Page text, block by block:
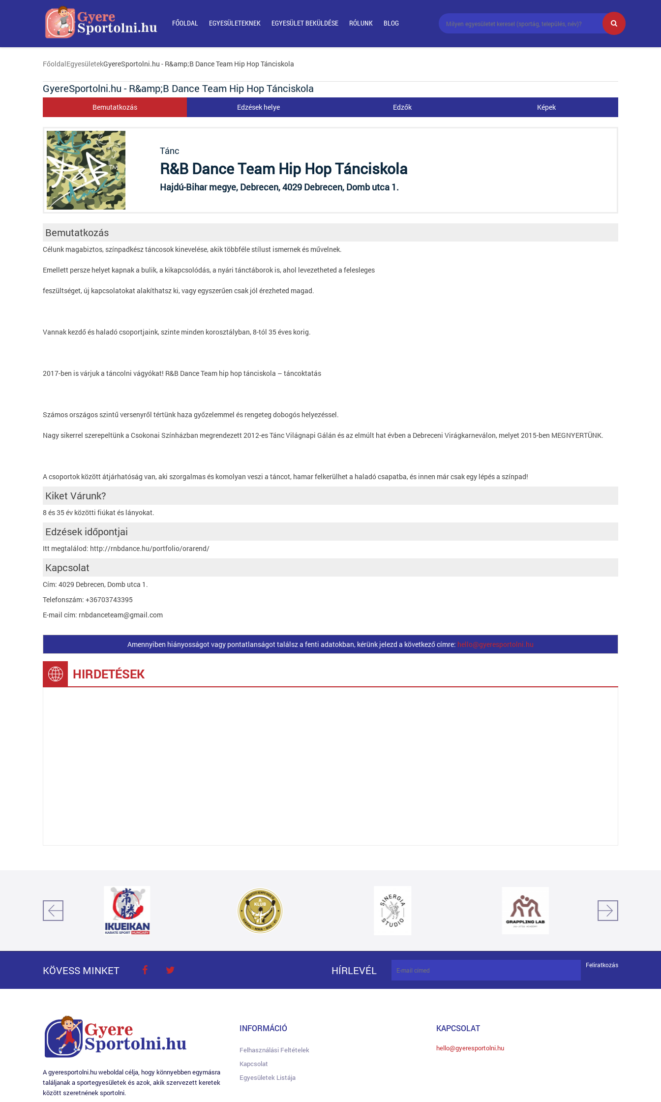
FŐOLDAL EGYESÜLETEKNEK EGYESÜLET BEKÜLDÉSE RÓLUNK BLOG
FőoldalEgyesületekGyereSportolni.hu - R&amp;B Dance Team Hip Hop Tánciskola
GyereSportolni.hu - R&amp;B Dance Team Hip Hop Tánciskola
Bemutatkozás Edzések helye Edzők Képek
Tánc
R&B Dance Team Hip Hop Tánciskola
Hajdú-Bihar megye, Debrecen, 4029 Debrecen, Domb utca 1.
Bemutatkozás
Célunk magabiztos, színpadkész táncosok kinevelése, akik többféle stílust ismernek és művelnek.
Emellett persze helyet kapnak a bulik, a kikapcsolódás, a nyári tánctáborok is, ahol levezetheted a felesleges
feszültséget, új kapcsolatokat alakíthatsz ki, vagy egyszerűen csak jól érezheted magad.
Vannak kezdő és haladó csoportjaink, szinte minden korosztályban, 8-tól 35 éves korig.
2017-ben is várjuk a táncolni vágyókat! R&B Dance Team hip hop tánciskola – táncoktatás
Számos országos szintű versenyről tértünk haza győzelemmel és rengeteg dobogós helyezéssel.
Nagy sikerrel szerepeltünk a Csokonai Színházban megrendezett 2012-es Tánc Világnapi Gálán és az elmúlt hat évben a Debreceni Virágkarneválon, melyet 2015-ben MEGNYERTÜNK.
A csoportok között átjárhatóság van, aki szorgalmas és komolyan veszi a táncot, hamar felkerülhet a haladó csapatba, és innen már csak egy lépés a színpad!
Kiket Várunk?
8 és 35 év közötti fiúkat és lányokat.
Edzések időpontjai
Itt megtalálod: http://rnbdance.hu/portfolio/orarend/
Kapcsolat
Cím: 4029 Debrecen, Domb utca 1.
Telefonszám: +36703743395
E-mail cím: rnbdanceteam@gmail.com
Amennyiben hiányosságot vagy pontatlanságot találsz a fenti adatokban, kérünk jelezd a következő címre: hello@gyeresportolni.hu
HIRDETÉSEK
KÖVESS MINKET HÍRLEVÉL Feliratkozás
A gyeresportolni.hu weboldal célja, hogy könnyebben egymásra
találjanak a sportegyesületek és azok, akik szervezett keretek
között szeretnének sportolni.
INFORMÁCIÓ
Felhasználási Feltételek
Kapcsolat
Egyesületek Listája
KAPCSOLAT
hello@gyeresportolni.hu